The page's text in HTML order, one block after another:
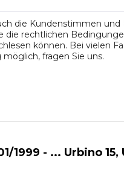
die Kundenstimmen
die rechtlichen
können. Bei vielen
möglich, fragen Sie uns.
- ... Urbino 15,